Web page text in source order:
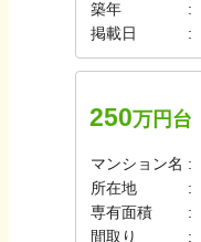
築年
掲載日
250万円台
マンション名
所在地
専有面積
間取り